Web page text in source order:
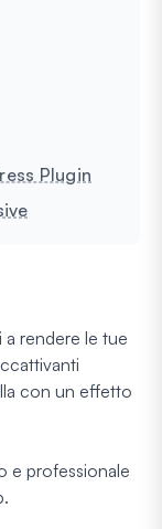
Plugin
rendere le tue
con un effetto
e professionale